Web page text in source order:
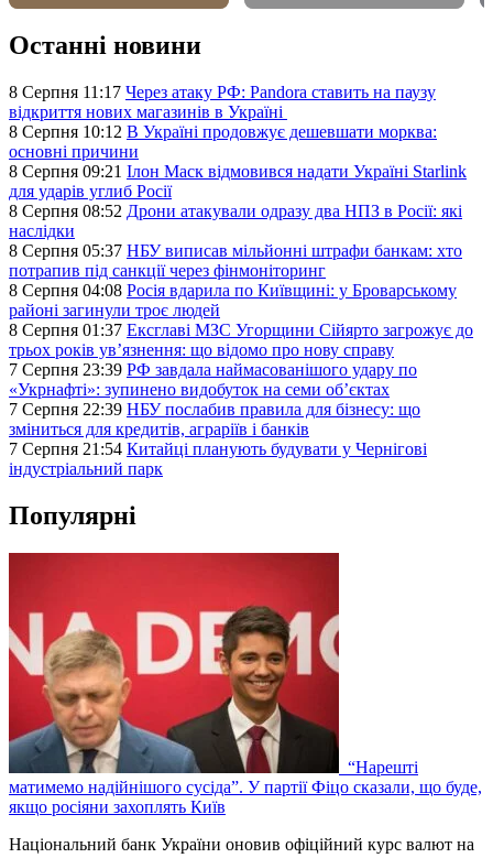
Останні новини
8 Серпня 11:17 Через атаку РФ: Pandora ставить на паузу
відкриття нових магазинів в Україні
8 Серпня 10:12 В Україні продовжує дешевшати морква:
основні причини
8 Серпня 09:21 Ілон Маск відмовився надати Україні Starlink
для ударів углиб Росії
8 Серпня 08:52 Дрони атакували одразу два НПЗ в Росії: які
наслідки
8 Серпня 05:37 НБУ виписав мільйонні штрафи банкам: хто
потрапив під санкції через фінмоніторинг
8 Серпня 04:08 Росія вдарила по Київщині: у Броварському
районі загинули троє людей
8 Серпня 01:37 Ексглаві МЗС Угорщини Сійярто загрожує до
трьох років ув’язнення: що відомо про нову справу
7 Серпня 23:39 РФ завдала наймасованішого удару по
«Укрнафті»: зупинено видобуток на семи об’єктах
7 Серпня 22:39 НБУ послабив правила для бізнесу: що
зміниться для кредитів, аграріїв і банків
7 Серпня 21:54 Китайці планують будувати у Чернігові
індустріальний парк
Популярні
“Нарешті
матимемо надійнішого сусіда”. У партії Фіцо сказали, що буде,
якщо росіяни захоплять Київ
Національний банк України оновив офіційний курс валют на